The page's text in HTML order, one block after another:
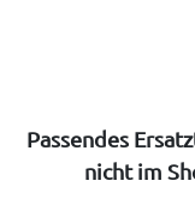
Passendes
nicht im